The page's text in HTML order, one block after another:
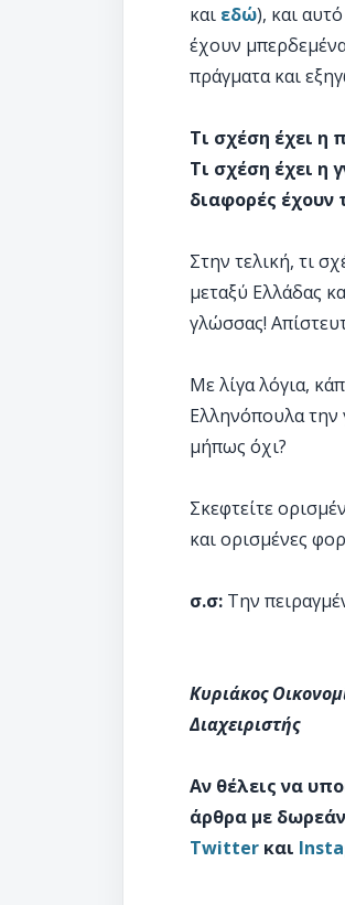
και εδώ), και
έχουν
πράγματα και
Τι σχέση έχει η
Τι σχέση έχει η
διαφορές έχουν
Στην τελική, τι
μεταξύ Ελλάδας
γλώσσας!
Με λίγα λόγια,
Ελληνόπουλα την
μήπως όχι?
Σκεφτείτε
και ορισμένες
σ.σ: Την
Κυριάκος
Διαχειριστής
Αν θέλεις να
άρθρα με
Twitter και